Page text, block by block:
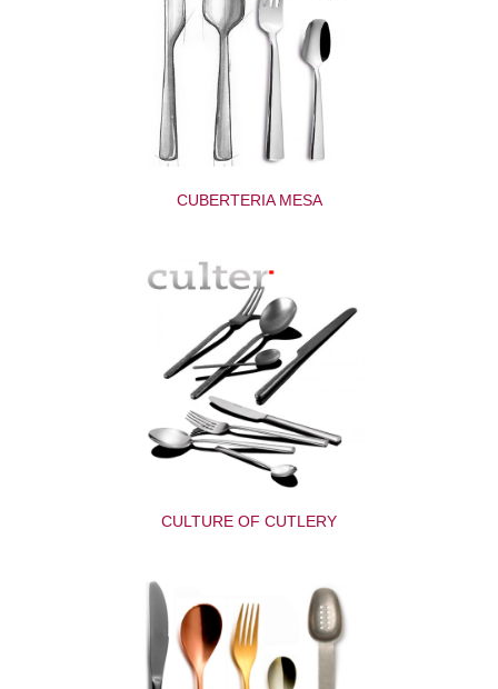
CUBERTERIA MESA
CULTURE OF CUTLERY